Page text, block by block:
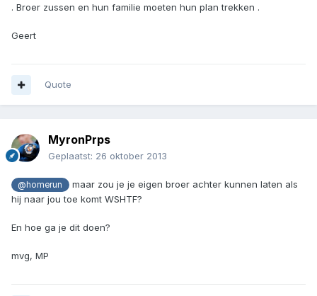
. Broer zussen en hun familie moeten hun plan trekken .
Geert
Quote
MyronPrps
Geplaatst: 26 oktober 2013
@homerun
maar zou je je eigen broer achter kunnen laten als
hij naar jou toe komt WSHTF?
En hoe ga je dit doen?
mvg, MP